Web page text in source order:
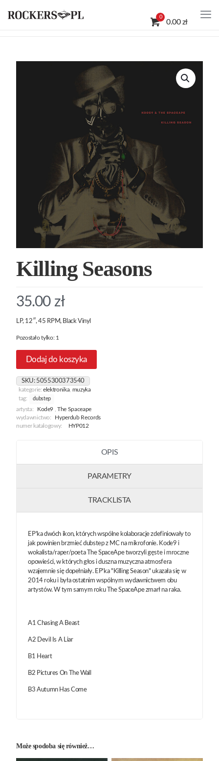
0
0.00 zł
Killing Seasons
35.00 zł
LP, 12″, 45 RPM, Black Vinyl
Pozostało tylko: 1
Dodaj do koszyka
SKU: 5055300373540
kategorie:elektronika, muzyka
tag:
dubstep
artysta: Kode9 ,The Spaceape
wydawnictwo:
Hyperdub Records
numer katalogowy:
HYP012
OPIS
PARAMETRY
TRACKLISTA
EP'ka dwóch ikon, których wspólne kolaboracje zdefiniowały to
jak powinien brzmieć dubstep z MC na mikrofonie. Kode9 i
wokalista/raper/poeta The SpaceApe tworzyli gęste i mroczne
opowieści, w których głos i duszna muzyczna atmosfera
wzajemnie się dopełniały. EP'ka "Killing Season" ukazała się w
2014 roku i była ostatnim wspólnym wydawnictwem obu
artystów. W tym samym roku The SpaceApe zmarł na raka.
A1 Chasing A Beast
A2 Devil Is A Liar
B1 Heart
B2 Pictures On The Wall
B3 Autumn Has Come
Może spodoba się również…